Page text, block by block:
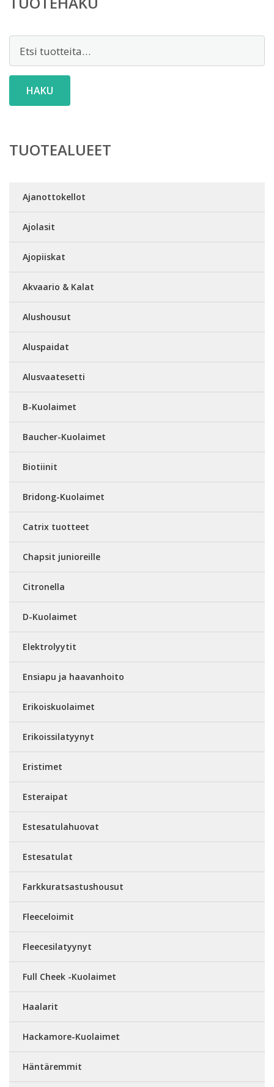
HAKU
TUOTEALUEET
Ajanottokellot
Ajolasit
Ajopiiskat
Akvaario & Kalat
Alushousut
Aluspaidat
Alusvaatesetti
B-Kuolaimet
Baucher-Kuolaimet
Biotiinit
Bridong-Kuolaimet
Catrix tuotteet
Chapsit junioreille
Citronella
D-Kuolaimet
Elektrolyytit
Ensiapu ja haavanhoito
Erikoiskuolaimet
Erikoissilatyynyt
Eristimet
Esteraipat
Estesatulahuovat
Estesatulat
Farkkuratsastushousut
Fleeceloimit
Fleecesilatyynyt
Full Cheek -Kuolaimet
Haalarit
Hackamore-Kuolaimet
Häntäremmit